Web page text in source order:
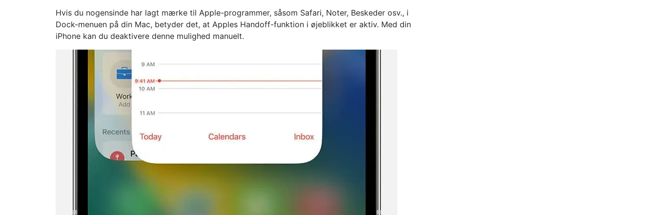
Hvis du nogensinde har lagt mærke til Apple-programmer, såsom Safari, Noter, Beskeder osv., i
Dock-menuen på din Mac, betyder det, at Apples Handoff-funktion i øjeblikket er aktiv. Med din
iPhone kan du deaktivere denne mulighed manuelt.